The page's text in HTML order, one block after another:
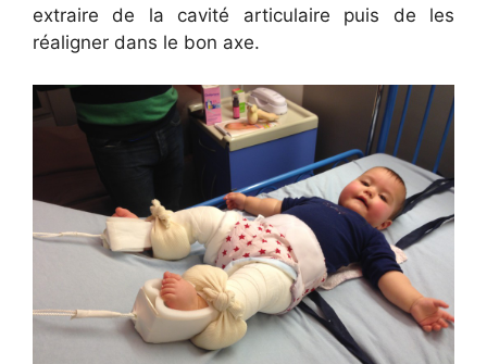
extraire de la cavité articulaire puis de les
réaligner dans le bon axe.